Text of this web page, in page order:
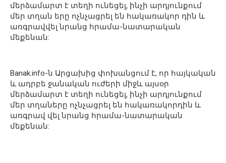
մերձամարտ է տեղի ունեցել, ինչի արդյունքում
մեր տղան երը ոչնչացրել են հակառակոր դին և
առգրավվել նրանց հրամա-նատարական
մեքենան:
Banak.info-ն Արցախից փոխանցում է, որ հայկական
և ադրբե ջանական ուժերի միջև այսօր
մերձամարտ է տեղի ունեցել, ինչի արդյունքում
մեր տղաները ոչնչացրել են հակառակորդին և
առգրավ վել նրանց հրամա-նատարական
մեքենան: